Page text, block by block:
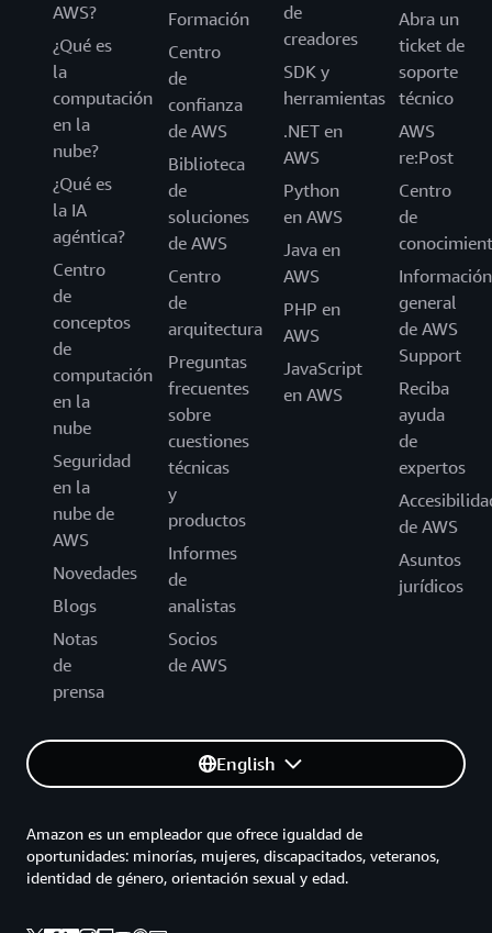
AWS?
¿Qué es
la
computación
en la
nube?
¿Qué es
la IA
agéntica?
Centro
de
conceptos
de
computación
en la
nube
Seguridad
en la
nube de
AWS
Novedades
Blogs
Notas
de
prensa
Formación
Centro
de
confianza
de AWS
Biblioteca
de
soluciones
de AWS
Centro
de
arquitectura
Preguntas
frecuentes
sobre
cuestiones
técnicas
y
productos
Informes
de
analistas
Socios
de AWS
de
creadores
SDK y
herramientas
.NET en
AWS
Python
en AWS
Java en
AWS
PHP en
AWS
JavaScript
en AWS
Abra un
ticket de
soporte
técnico
AWS
re:Post
Centro
de
Información
general
de AWS
Support
Reciba
ayuda
de
expertos
de AWS
Asuntos
jurídicos
English
Amazon es un empleador que ofrece igualdad de
oportunidades: minorías, mujeres, discapacitados, veteranos,
identidad de género, orientación sexual y edad.